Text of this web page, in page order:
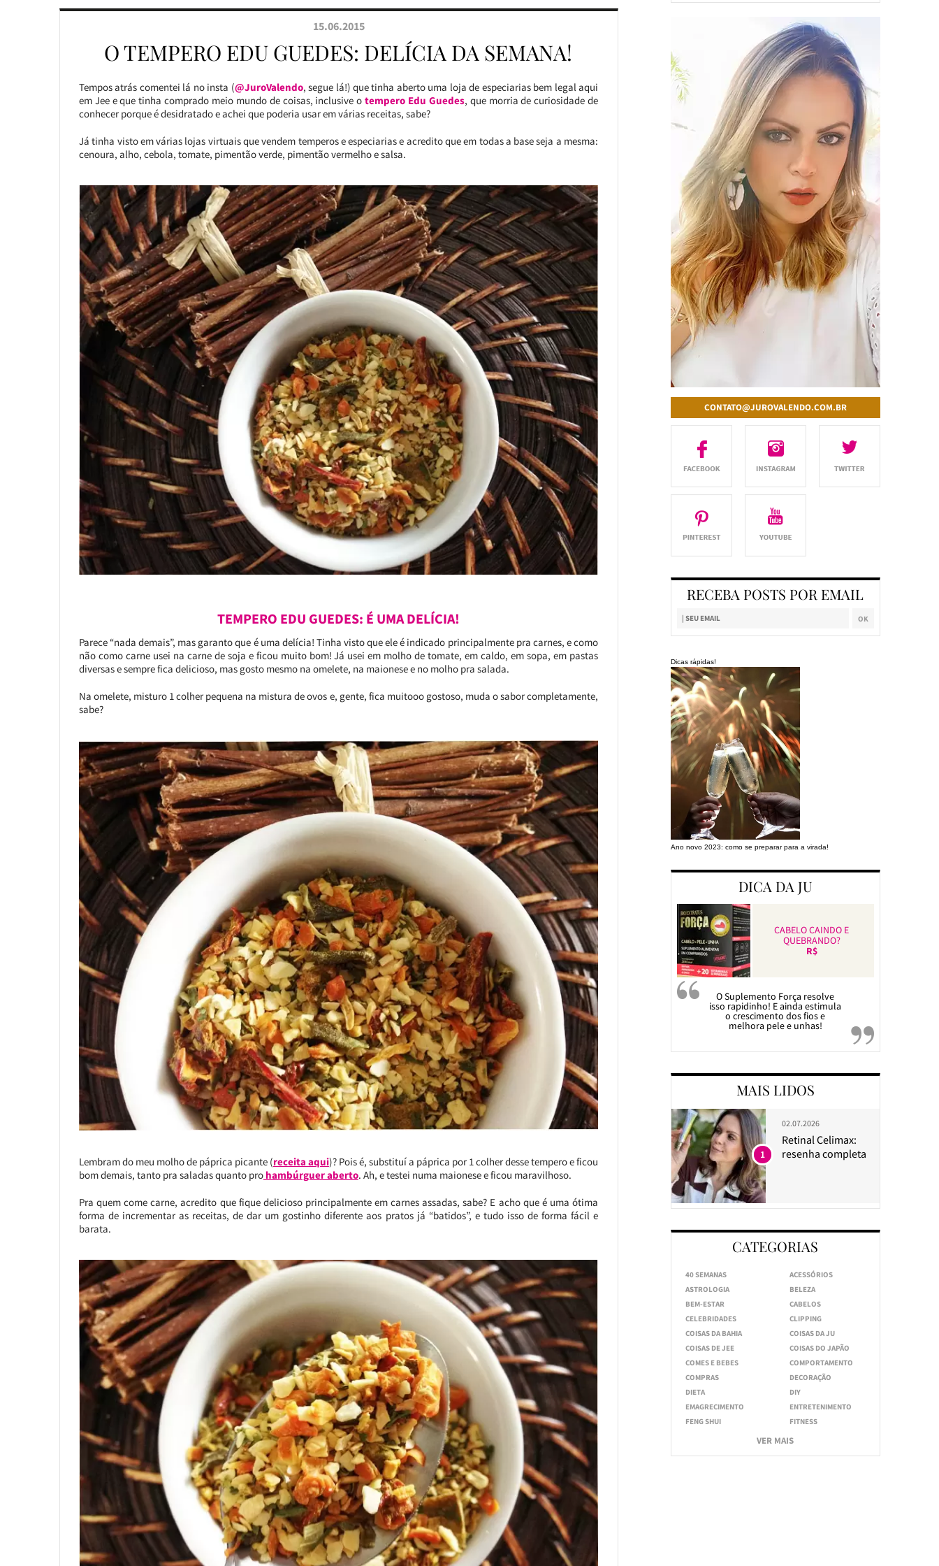
15.06.2015
O TEMPERO EDU GUEDES: DELÍCIA DA SEMANA!
Tempos atrás comentei lá no insta (@JuroValendo, segue lá!) que tinha aberto uma loja de especiarias bem legal aqui
em Jee e que tinha comprado meio mundo de coisas, inclusive otempero Edu Guedes, que morria de curiosidade de
conhecer porque é desidratado e achei que poderia usar em várias receitas, sabe?
Já tinha visto em várias lojas virtuais que vendem temperos e especiarias e acredito que em todas a base seja a mesma:
cenoura, alho, cebola, tomate, pimentão verde, pimentão vermelho e salsa.
TEMPERO EDU GUEDES: É UMA DELÍCIA!
Parece “nada demais”, mas garanto que é uma delícia! Tinha visto que ele é indicado principalmente pra carnes, e como
não como carne usei na carne de soja e ficou muito bom! Já usei em molho de tomate, em caldo, em sopa, em pastas
diversas e sempre fica delicioso, mas gosto mesmo na omelete, na maionese e no molho pra salada.
Na omelete, misturo 1 colher pequena na mistura de ovos e, gente, fica muitooo gostoso, muda o sabor completamente,
sabe?
Lembram do meu molho de páprica picante (receita aqui)? Pois é, substituí a páprica por 1 colher desse tempero e ficou
bom demais, tanto pra saladas quanto prohambúrguer aberto. Ah, e testei numa maionese e ficou maravilhoso.
Pra quem come carne, acredito que fique delicioso principalmente em carnes assadas, sabe? E acho que é uma ótima
forma de incrementar as receitas, de dar um gostinho diferente aos pratos já “batidos”, e tudo isso de forma fácil e
barata.
CONTATO@JUROVALENDO.COM.BR
RECEBA POSTS POR EMAIL
Dicas rápidas!
Ano novo 2023: como se preparar para a virada!
DICA DA JU
CABELO CAINDO E
QUEBRANDO?
R$
O Suplemento Força resolve
isso rapidinho! E ainda estimula
o crescimento dos fios e
melhora pele e unhas!
MAIS LIDOS
02.07.2026
Retinal Celimax:
resenha completa
1
CATEGORIAS
40 SEMANAS
ACESSÓRIOS
ASTROLOGIA
BELEZA
BEM-ESTAR
CABELOS
CELEBRIDADES
CLIPPING
COISAS DA BAHIA
COISAS DA JU
COISAS DE JEE
COISAS DO JAPÃO
COMES E BEBES
COMPORTAMENTO
COMPRAS
DECORAÇÃO
DIETA
DIY
EMAGRECIMENTO
ENTRETENIMENTO
FENG SHUI
FITNESS
VER MAIS